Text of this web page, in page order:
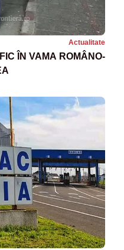
Actualitate
ÎN VAMA ROMÂNO-